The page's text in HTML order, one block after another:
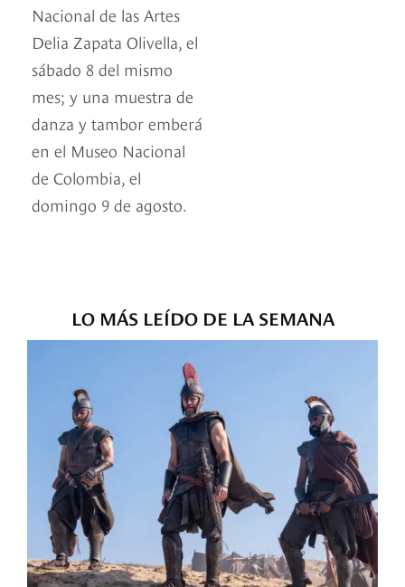
Nacional de las Artes
Delia Zapata Olivella, el
sábado 8 del mismo
mes; y una muestra de
danza y tambor emberá
en el Museo Nacional
de Colombia, el
domingo 9 de agosto.
LO MÁS LEÍDO DE LA SEMANA